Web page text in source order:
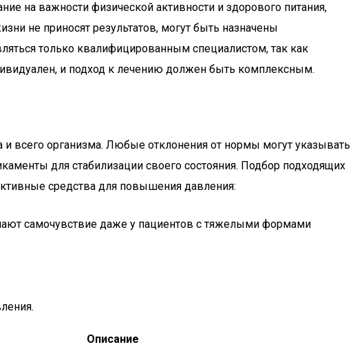
на важности физической активности и здорового питания,
не приносят результатов, могут быть назначены
только квалифицированным специалистом, так как
и подход к лечению должен быть комплексным.
всего организма. Любые отклонения от нормы могут указывать
для стабилизации своего состояния. Подбор подходящих
средства для повышения давления:
самочувствие даже у пациентов с тяжелыми формами
Описание